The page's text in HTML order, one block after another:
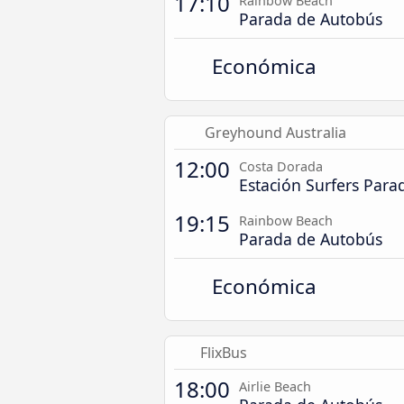
Parada de Autobús
Económica
Greyhound Australia
12:00 Costa Dorada
Estación Surfers
19:15 Rainbow Beach
Parada de Autobús
Económica
FlixBus
18:00 Airlie Beach